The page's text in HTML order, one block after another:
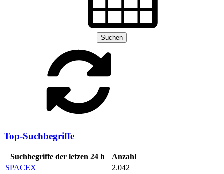
Suchen
Top-Suchbegriffe
Suchbegriffe der letzen 24 h
Anzahl
SPACEX
2.042